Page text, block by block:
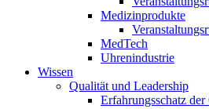
Medizinprodukte
MedTech
Uhrenindustrie
Wissen
Qualität und Leadership
Erfahrungsschatz